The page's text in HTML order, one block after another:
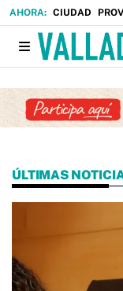
CIUDAD
ÚLTIMAS